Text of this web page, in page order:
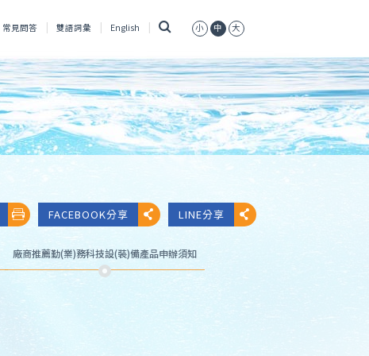
常見問答 雙語詞彙 English 小 中 大
FACEBOOK分享 LINE分享
廠商推薦勤(業)務科技設(裝)備產品申辦須知